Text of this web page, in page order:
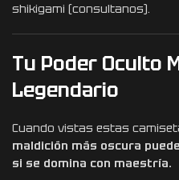
shikigami (consultanos).
Tu Poder Oculto
Legendario
Cuando vistas estas
maldición más oscura
si se domina con maestría.